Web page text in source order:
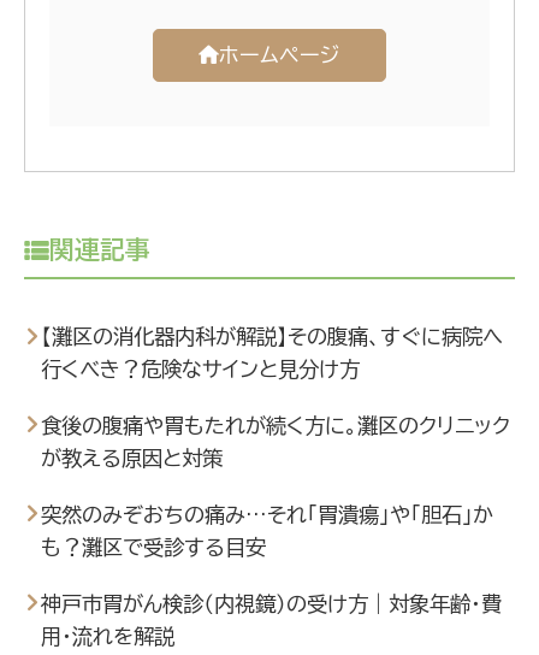
ホームページ
関連記事
【灘区の消化器内科が解説】その腹痛、すぐに病院へ
行くべき？危険なサインと見分け方
食後の腹痛や胃もたれが続く方に。灘区のクリニック
が教える原因と対策
突然のみぞおちの痛み…それ「胃潰瘍」や「胆石」か
も？灘区で受診する目安
神戸市胃がん検診（内視鏡）の受け方｜対象年齢・費
用・流れを解説